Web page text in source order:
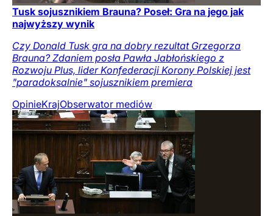
Tusk sojusznikiem Brauna? Poseł: Gra na jego jak
najwyższy wynik
Czy Donald Tusk gra na dobry rezultat Grzegorza
Brauna? Zdaniem posła Pawła Jabłońskiego z
Rozwoju Plus, lider Konfederacji Korony Polskiej jest
"paradoksalnie" sojusznikiem premiera
OpinieKrajObserwator mediów